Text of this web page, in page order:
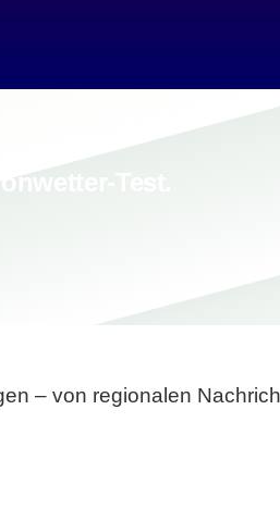
– von regionalen